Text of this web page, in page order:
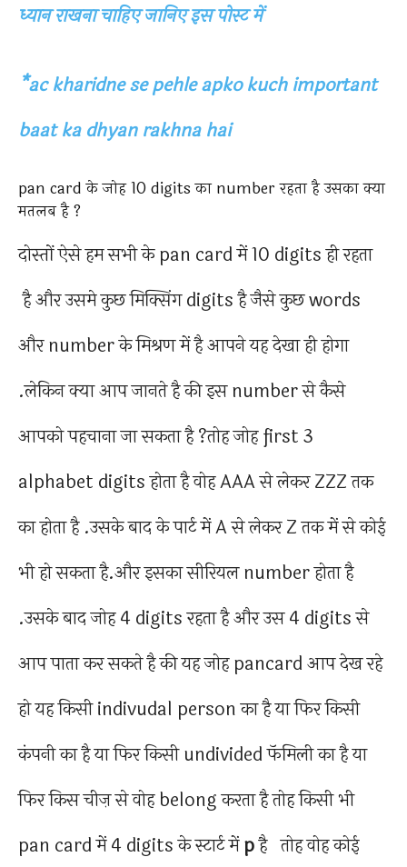
ध्यान राखना चाहिए जानिए इस पोस्ट में
*ac kharidne se pehle apko kuch important
baat ka dhyan rakhna hai
pan card के जोह 10 digits का number रहता है उसका क्या
मतलब है ?
दोस्तों ऐसे हम सभी के pan card में 10 digits ही रहता
है और उसमे कुछ मिक्सिंग digits है जैसे कुछ words
और number के मिश्रण में है आपने यह देखा ही होगा
.लेकिन क्या आप जानते है की इस number से कैसे
आपको पहचाना जा सकता है ?तोह जोह first 3
alphabet digits होता है वोह AAA से लेकर ZZZ तक
का होता है .उसके बाद के पार्ट में A से लेकर Z तक में से कोई
भी हो सकता है.और इसका सीरियल number होता है
.उसके बाद जोह 4 digits रहता है और उस 4 digits से
आप पाता कर सकते है की यह जोह pancard आप देख रहे
हो यह किसी indivudal person का है या फिर किसी
कंपनी का है या फिर किसी undivided फॅमिली का है या
फिर किस चीज़ से वोह belong करता है तोह किसी भी
pan card में 4 digits के स्टार्ट मेंpहै तोह वोह कोई